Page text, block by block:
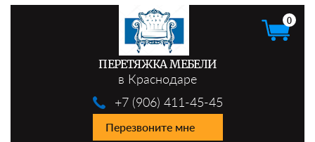
ПЕРЕТЯЖКА МЕБЕЛИ
в Краснодаре
+7 (906) 411-45-45
Перезвоните мне
0